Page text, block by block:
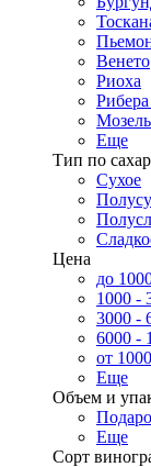
Венето
Риоха
Мозель
Еще
Тип по
Сухое
Цена
до
1000 -
3000 -
6000 -
от
Еще
Объем и
Еще
Сорт